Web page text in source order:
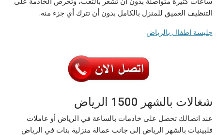
التنظيف العميق للمنزل بالكامل بدون أن تترك أي جزء منه.
جليسة اطفال بالرياض
شغالات بالشهر 1500 الرياض
عند اتصالك تحصل على خادمات بالساعة في الرياض أو عاملات
فلبينيات بالشهر الرياض إلى جانب عمالة منزلية بنات في الرياض